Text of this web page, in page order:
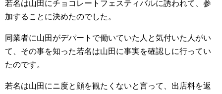
若名は山田にチョコレートフェスティバルに誘われて、参
加することに決めたのでした。
同業者に山田がデパートで働いていた人と気付いた人がい
て、その事を知った若名は山田に事実を確認しに行ってい
たのです。
若名は山田にニ度と顔を観たくないと言って、出店料を返